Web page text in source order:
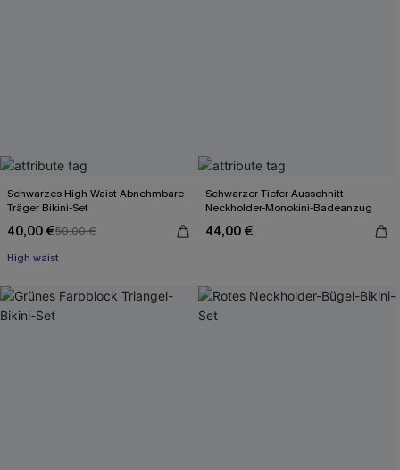
Schwarzes High-Waist Abnehmbare
Träger Bikini-Set
40,00 €50,00 €
High waist
Schwarzer Tiefer Ausschnitt
Neckholder-Monokini-Badeanzug
44,00 €